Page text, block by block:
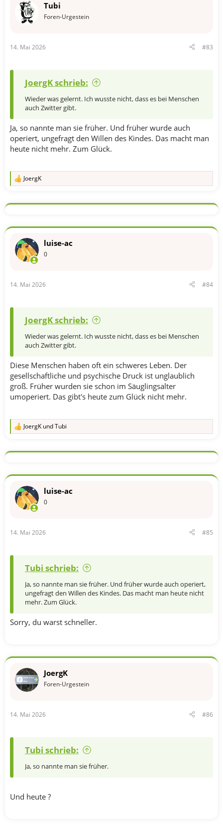
Tubi
Foren-Urgestein
14. Mai 2026 #83
JoergK schrieb:
Wieder was gelernt. Ich wusste nicht, dass es bei Menschen
auch Zwitter gibt.
Ja, so nannte man sie früher. Und früher wurde auch
operiert, ungefragt den Willen des Kindes. Das macht man
heute nicht mehr. Zum Glück.
R
k
o
e
n
JoergK
luise-ac
0
14. Mai 2026 #84
JoergK schrieb:
Wieder was gelernt. Ich wusste nicht, dass es bei Menschen
auch Zwitter gibt.
Diese Menschen haben oft ein schweres Leben. Der
gesellschaftliche und psychische Druck ist unglaublich
groß. Früher wurden sie schon im Säuglingsalter
umoperiert. Das gibt's heute zum Glück nicht mehr.
R
k
o
e
n
JoergK undTubi
luise-ac
0
14. Mai 2026 #85
Tubi schrieb:
Ja, so nannte man sie früher. Und früher wurde auch operiert,
ungefragt den Willen des Kindes. Das macht man heute nicht
mehr. Zum Glück.
Sorry, du warst schneller.
JoergK
Foren-Urgestein
14. Mai 2026 #86
Tubi schrieb:
Ja, so nannte man sie früher.
Und heute ?